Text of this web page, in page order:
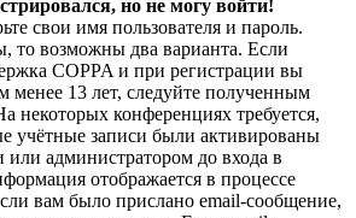
но не могу войти!
свои имя пользователя и пароль.
то возможны два варианта. Если
COPPA и при регистрации вы
менее 13 лет, следуйте полученным
некоторых конференциях требуется,
учётные записи были активированы
или администратором до входа в
отображается в процессе
вам было прислано email-сообщение,